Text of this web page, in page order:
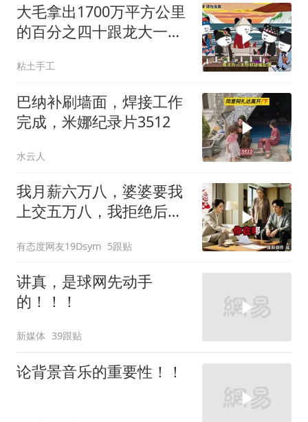
大毛拿出1700万平方公里
的百分之四十跟龙大一起
粘土手工
巴纳补刷墙面，焊接工作
完成，米娜纪录片3512
水云人
我月薪六万八，婆婆要我
上交五万八，我拒绝后她
离婚
有态度网友19Dsym 5跟贴
讲真，是球网先动手
的！！！
新媒体 39跟贴
论背景音乐的重要性！！